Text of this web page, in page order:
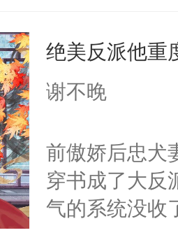
小白莲：“嘤
胡说，我没碰
不愧是大佬，
悉，嗷？这不
可以先看仙帝
人，最终坐上
病，一个个的
上了还是无动
间变脸背叛他
的恶事他都对
一个权力滔天
右男主又报
绝美反派他重
谢不晚
前傲娇后忠犬
穿书成了大反
气的系统没收